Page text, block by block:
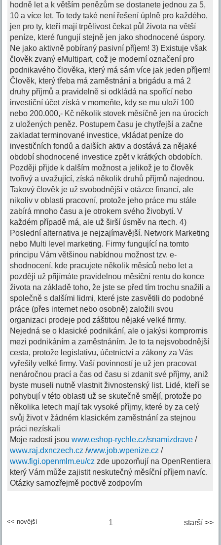
hodně let a k větším penězům se dostanete jednou za 5,
10 a více let. To tedy také není řešení úplně pro každého,
jen pro ty, kteří mají trpělivost čekat půl života na větší
peníze, které fungují stejně jen jako shodnocené úspory.
Ne jako aktivně pobíraný pasivní příjem! 3) Existuje však
člověk zvaný eMultipart, což je moderní označení pro
podnikavého člověka, který má sám více jak jeden příjem!
Člověk, který třeba má zaměstnání a brigádu a má 2
druhy příjmů a pravidelně si odkládá na spořící nebo
investiční účet získá v momeňte, kdy se mu uloží 100
nebo 200.000,- Kč několik stovek měsíčně jen na úrocích
z uložených peněz. Postupem času je chytřejší a začne
zakladat terminované investice, vkládat peníze do
investičních fondů a dalších aktiv a dostává za nějaké
období shodnocené investice zpět v krátkých obdobích.
Později přijde k dalším možnost a jelikož je to člověk
tvořivý a uvažující, získá několik druhů příjmů najednou.
Takový člověk je už svobodnější v otázce financí, ale
nikoliv v oblasti pracovní, protože jeho práce mu stále
zabírá mnoho času a je otrokem svého živobytí. V
každém případě má, ale už širší úsměv na rtech. 4)
Poslední alternativa je nejzajímavější. Network Marketing
nebo Multi level marketing. Firmy fungující na tomto
principu Vám většinou nabídnou možnost tzv. e-
shodnocení, kde pracujete několik měsíců nebo let a
později už přijímáte pravidelnou měsíční rentu do konce
života na základě toho, že jste se před tím trochu snažili a
společně s dalšími lidmi, které jste zasvětili do podobné
práce (přes internet nebo osobně) založili svou
organizaci prodeje pod záštitou nějaké velké firmy.
Nejedná se o klasické podnikání, ale o jakýsi kompromis
mezi podnikáním a zaměstnáním. Je to ta nejsvobodnější
cesta, protože legislativu, účetnictví a zákony za Vás
vyřešily velké firmy. Vaší povinností je už jen pracovat
nenáročnou prací a čas od času si zdanit své příjmy, aniž
byste museli nutně vlastnit živnostenský list. Lidé, kteří se
pohybují v této oblasti už se skutečně smějí, protože po
několika letech mají tak vysoké příjmy, které by za celý
svůj život v žádném klasickém zaměstnání za stejnou
práci nezískali
Moje radosti jsouwww.eshop-rychle.cz/snamizdrave /
www.raj.dxnczech.cz /www.job.wpenize.cz /
www.figi.openmlm.eu/cz zde upozorňují na OpenRentiera
který Vám může zajistit neskutečný měsíční příjem navíc.
Otázky samozřejmě poctivě zodpovím
starší >>
<< novější 1